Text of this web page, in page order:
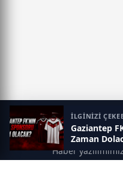
İLGİNİZİ
Gaziantep
Zaman
Gaziantep
Haber
ihtiyaçlarını